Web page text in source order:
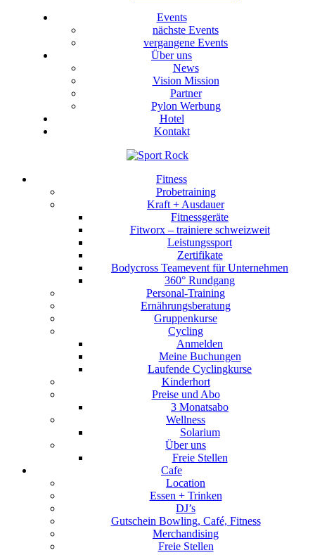
Events
nächste Events
vergangene Events
Über uns
News
Vision Mission
Partner
Pylon Werbung
Hotel
Kontakt
Fitness
Probetraining
Kraft + Ausdauer
Fitnessgeräte
Fitworx – trainiere schweizweit
Leistungssport
Zertifikate
Bodycross Teamevent für Unternehmen
360° Rundgang
Personal-Training
Ernährungsberatung
Gruppenkurse
Cycling
Anmelden
Meine Buchungen
Laufende Cyclingkurse
Kinderhort
Preise und Abo
3 Monatsabo
Wellness
Solarium
Über uns
Freie Stellen
Cafe
Location
Essen + Trinken
DJ’s
Gutschein Bowling, Café, Fitness
Merchandising
Freie Stellen